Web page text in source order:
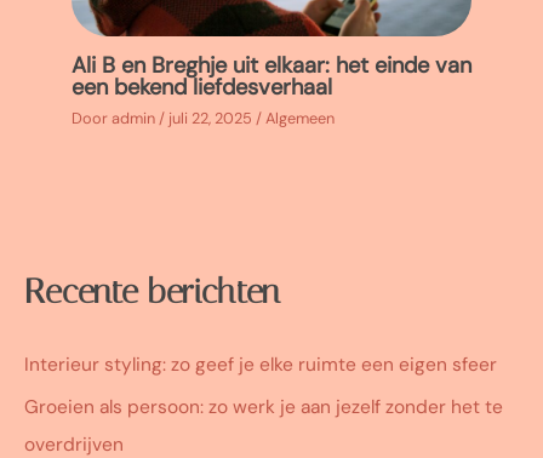
Ali B en Breghje uit elkaar: het einde van
een bekend liefdesverhaal
Dooradmin / juli 22, 2025 /Algemeen
Recente berichten
Interieur styling: zo geef je elke ruimte een eigen sfeer
Groeien als persoon: zo werk je aan jezelf zonder het te
overdrijven